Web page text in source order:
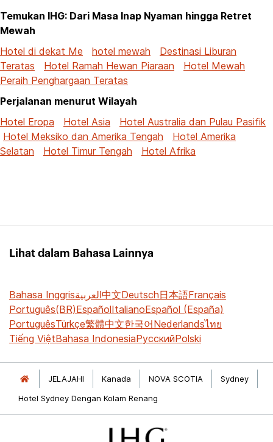
Temukan IHG: Dari Masa Inap Nyaman hingga Retret
Mewah
Hotel di dekat Me
hotel mewah
Destinasi Liburan
Teratas
Hotel Ramah Hewan Piaraan
Hotel Mewah
Peraih Penghargaan Teratas
Perjalanan menurut Wilayah
Hotel Eropa
Hotel Asia
Hotel Australia dan Pulau Pasifik
Hotel Meksiko dan Amerika Tengah
Hotel Amerika
Selatan
Hotel Timur Tengah Hotel Afrika
Lihat dalam Bahasa Lainnya
Bahasa Inggrisالعربية中文Deutsch日本語Français
Português(BR)EspañolItalianoEspañol (España)
PortuguêsTürkçe繁體中文한국어Nederlandsไทย
Tiếng ViệtBahasa IndonesiaРусскийPolski
JELAJAHI Kanada NOVA SCOTIA
Sydney
Hotel Sydney Dengan Kolam Renang